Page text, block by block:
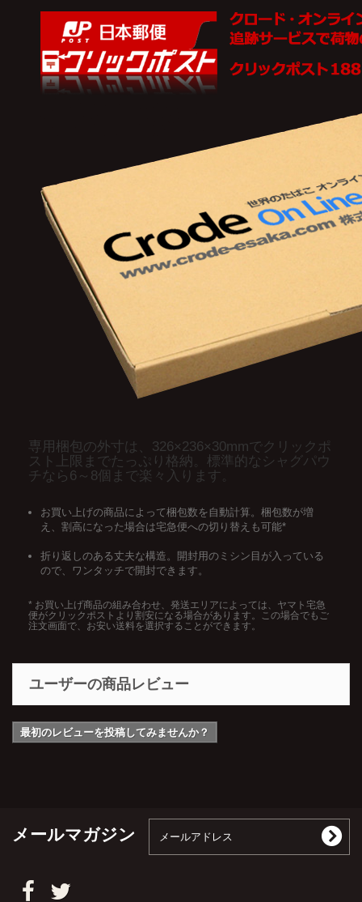
専用梱包の外寸は、326×236×30mmでクリックポ
スト上限までたっぷり格納。標準的なシャグパウ
チなら6～8個まで楽々入ります。
お買い上げの商品によって梱包数を自動計算。梱包数が増
え、割高になった場合は宅急便への切り替えも可能*
折り返しのある丈夫な構造。開封用のミシン目が入っている
ので、ワンタッチで開封できます。
* お買い上げ商品の組み合わせ、発送エリアによっては、ヤマト宅急
便がクリックポストより割安になる場合があります。この場合でもご
注文画面で、お安い送料を選択することができます。
ユーザーの商品レビュー
最初のレビューを投稿してみませんか？
メールマガジン